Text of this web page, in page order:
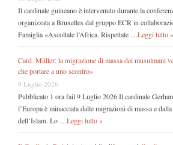
Il cardinale guineano è intervenuto durante la
organizzata a Bruxelles dal gruppo ECR in
Famiglia «Ascoltate l’Africa. Rispettate … Leggi tutto »
Card. Müller: la migrazione di massa dei musulmani
che portare a uno scontro»
9 Luglio 2026
Pubblicato 1 ora fail 9 Luglio 2026 Il cardinale
l’Europa è minacciata dalle migrazioni di massa e
dell’Islam. Lo … Leggi tutto »